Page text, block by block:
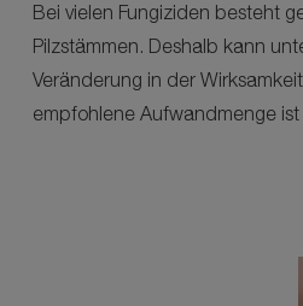
Bei vielen Fungiziden besteht
Pilzstämmen. Deshalb kann
Veränderung in der
empfohlene Aufwandmenge